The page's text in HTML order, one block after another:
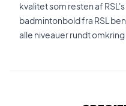
kvalitet som resten af
badmintonbold fra RSL
alle niveauer rundt omkring